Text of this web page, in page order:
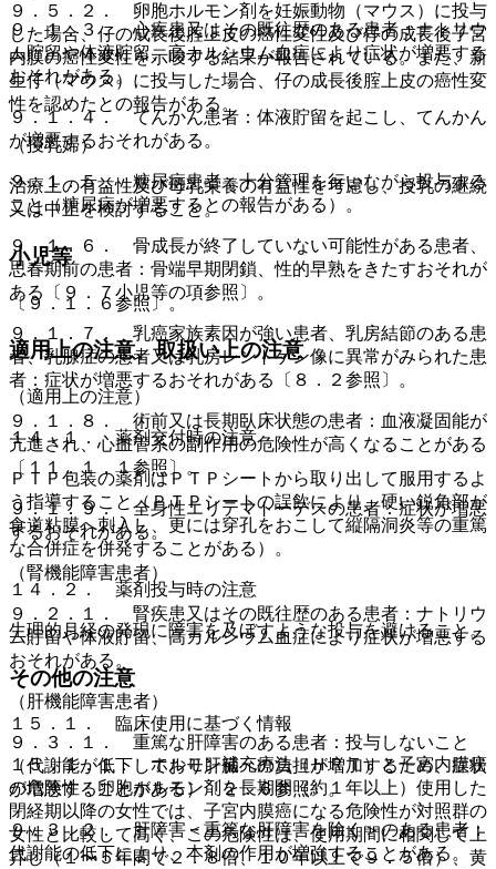
９．５．２． 卵胞ホルモン剤を妊娠動物（マウス）に投与
した場合、仔の成長後腟上皮の癌性変性及び仔の成長後子宮
内膜の癌性変性を示唆する結果が報告されている。また、新
生仔（マウス）に投与した場合、仔の成長後腟上皮の癌性変
性を認めたとの報告がある。
（授乳婦）
治療上の有益性及び母乳栄養の有益性を考慮し、授乳の継続
又は中止を検討すること。
小児等
〔９．１．６参照〕。
適用上の注意、取扱い上の注意
（適用上の注意）
１４．１． 薬剤交付時の注意
ＰＴＰ包装の薬剤はＰＴＰシートから取り出して服用するよ
う指導すること（ＰＴＰシートの誤飲により、硬い鋭角部が
食道粘膜へ刺入し、更には穿孔をおこして縦隔洞炎等の重篤
な合併症を併発することがある）。
１４．２． 薬剤投与時の注意
生理的月経の発現に障害を及ぼすような投与を避けること。
その他の注意
１５．１． 臨床使用に基づく情報
１５．１．１． ホルモン補充療法（ＨＲＴ）と子宮内膜癌
の危険性：卵胞ホルモン剤を長期間（約１年以上）使用した
閉経期以降の女性では、子宮内膜癌になる危険性が対照群の
女性と比較して高く、この危険性は、使用期間に相関して上
昇し（１〜５年間で２．８倍、１０年以上で９．５倍）、黄
９．１．３． 心疾患又はその既往歴のある患者：ナトリウ
ム貯留や体液貯留、高カルシウム血症により症状が増悪する
おそれがある。
９．１．４． てんかん患者：体液貯留を起こし、てんかん
が増悪するおそれがある。
９．１．５． 糖尿病患者：十分管理を行いながら投与する
こと（糖尿病が増悪するとの報告がある）。
９．１．６． 骨成長が終了していない可能性がある患者、
思春期前の患者：骨端早期閉鎖、性的早熟をきたすおそれが
ある〔９．７小児等の項参照〕。
９．１．７． 乳癌家族素因が強い患者、乳房結節のある患
者、乳腺症の患者又は乳房レントゲン像に異常がみられた患
者：症状が増悪するおそれがある〔８．２参照〕。
９．１．８． 術前又は長期臥床状態の患者：血液凝固能が
亢進され、心血管系の副作用の危険性が高くなることがある
〔１１．１．１参照〕。
９．１．９． 全身性エリテマトーデスの患者：症状が増悪
するおそれがある。
（腎機能障害患者）
９．２．１． 腎疾患又はその既往歴のある患者：ナトリウ
ム貯留や体液貯留、高カルシウム血症により症状が増悪する
おそれがある。
（肝機能障害患者）
９．３．１． 重篤な肝障害のある患者：投与しないこと
（代謝能が低下しており肝臓への負担が増加するため、症状
が増悪することがある）〔２．６参照〕。
９．３．２． 肝障害＜重篤な肝障害を除く＞のある患者：
代謝能の低下により、本剤の作用が増強することがある。